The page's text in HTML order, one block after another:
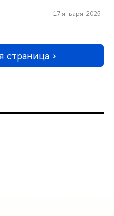
17 января 2025
страница